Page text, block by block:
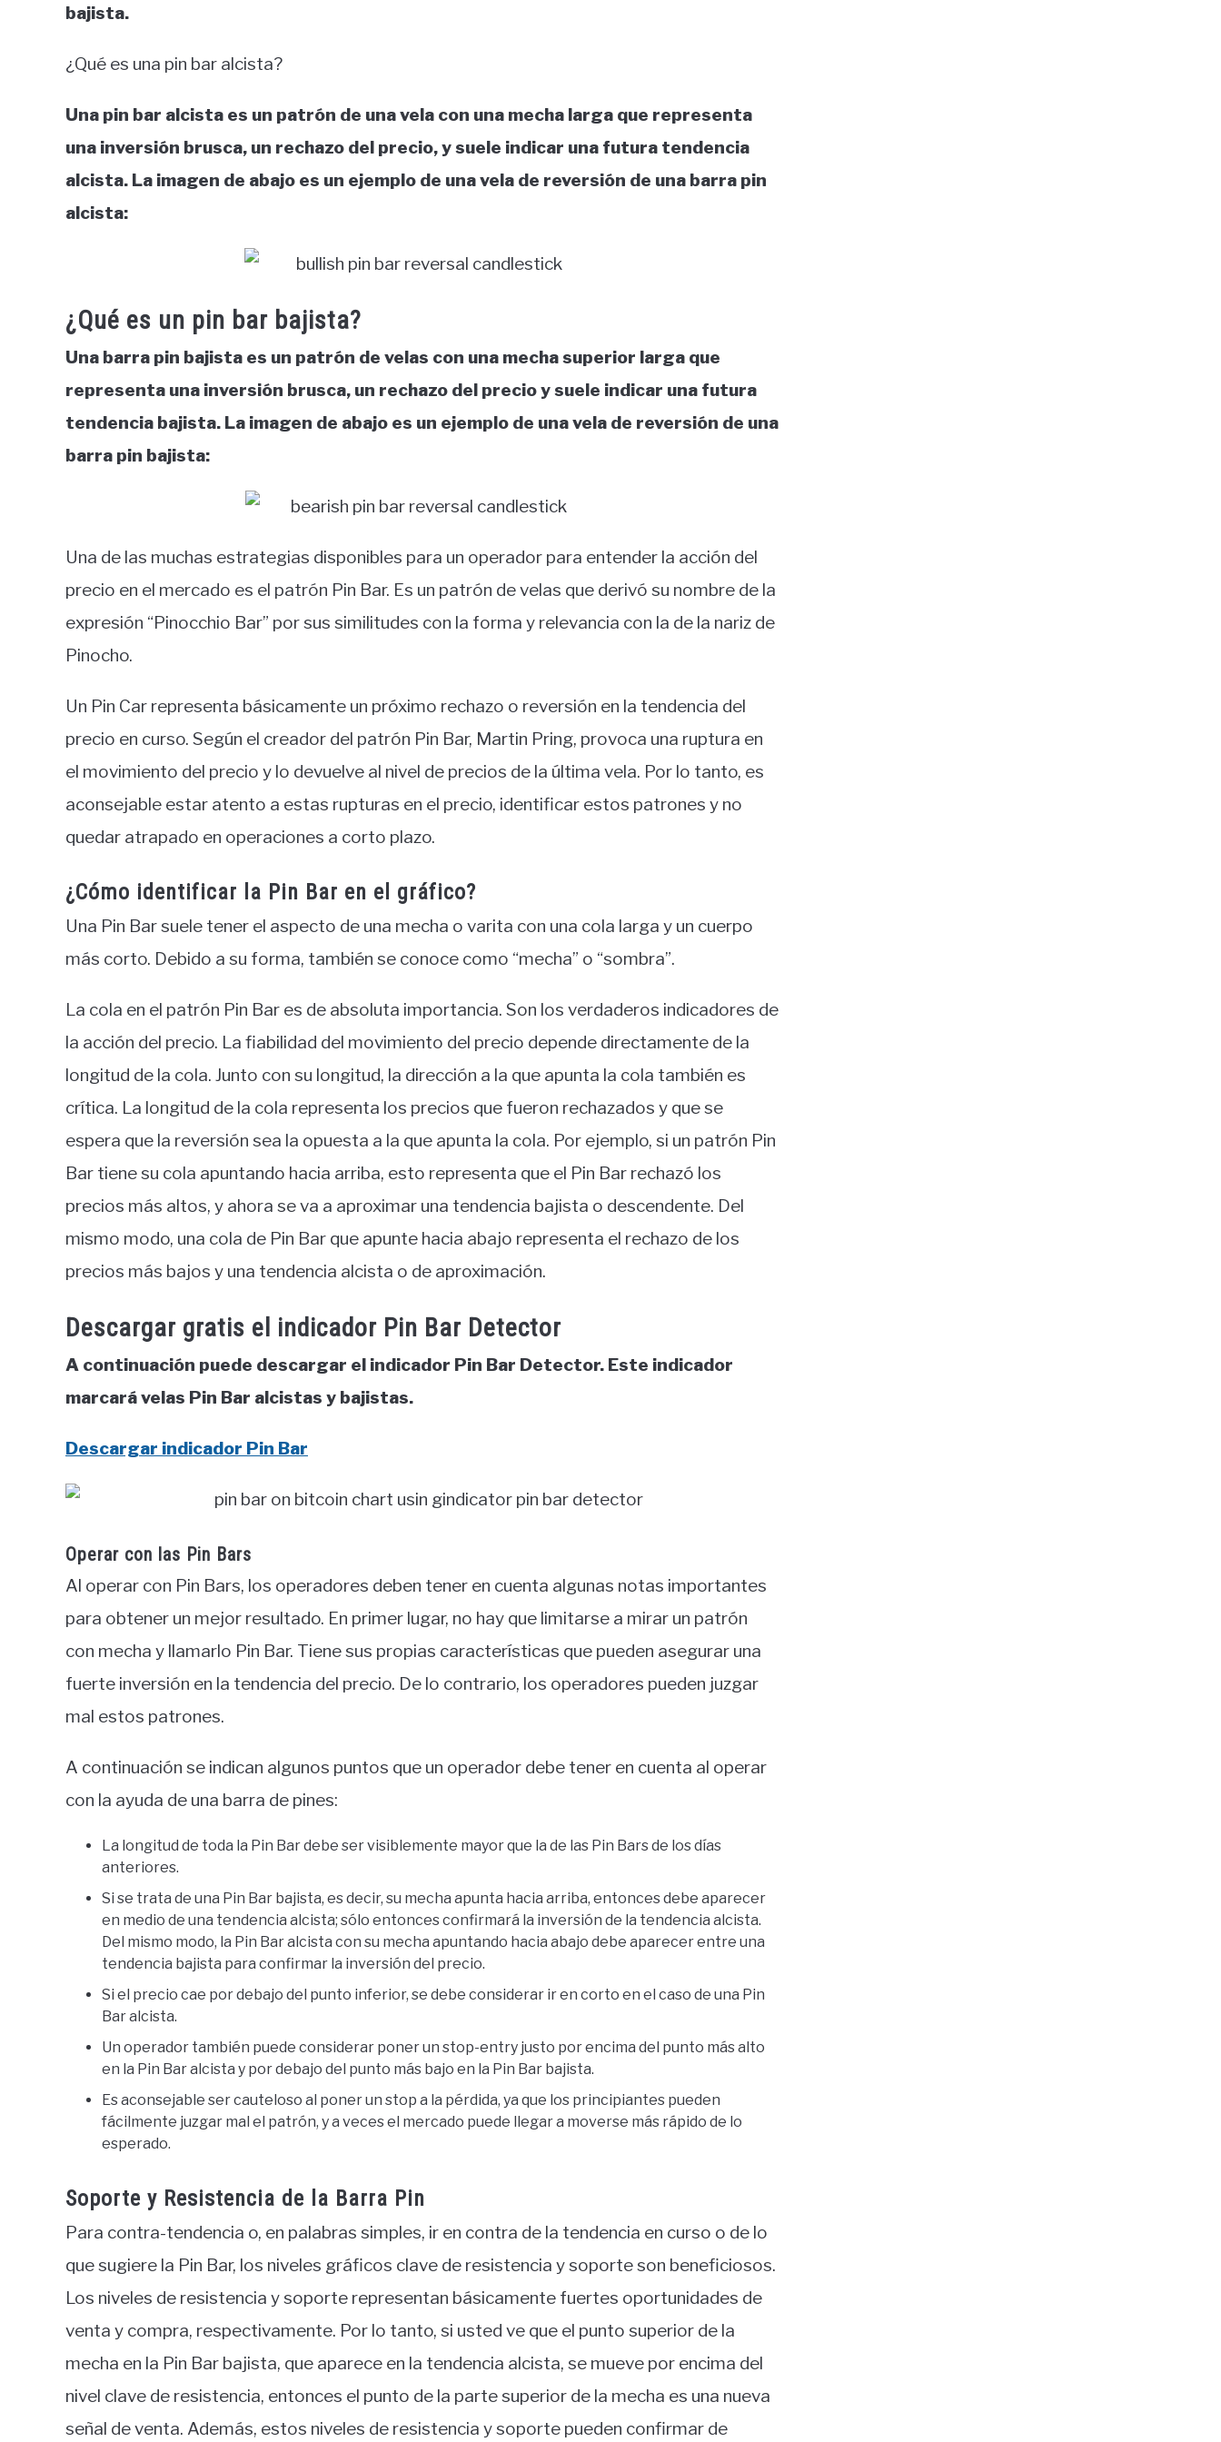
bajista.
¿Qué es una pin bar alcista?
Una pin bar alcista es un patrón de una vela con una mecha larga que representa
una inversión brusca, un rechazo del precio, y suele indicar una futura tendencia
alcista. La imagen de abajo es un ejemplo de una vela de reversión de una barra pin
alcista:
¿Qué es un pin bar bajista?
Una barra pin bajista es un patrón de velas con una mecha superior larga que
representa una inversión brusca, un rechazo del precio y suele indicar una futura
tendencia bajista. La imagen de abajo es un ejemplo de una vela de reversión de una
barra pin bajista:
Una de las muchas estrategias disponibles para un operador para entender la acción del
precio en el mercado es el patrón Pin Bar. Es un patrón de velas que derivó su nombre de la
expresión “Pinocchio Bar” por sus similitudes con la forma y relevancia con la de la nariz de
Pinocho.
Un Pin Car representa básicamente un próximo rechazo o reversión en la tendencia del
precio en curso. Según el creador del patrón Pin Bar, Martin Pring, provoca una ruptura en
el movimiento del precio y lo devuelve al nivel de precios de la última vela. Por lo tanto, es
aconsejable estar atento a estas rupturas en el precio, identificar estos patrones y no
quedar atrapado en operaciones a corto plazo.
¿Cómo identificar la Pin Bar en el gráfico?
Una Pin Bar suele tener el aspecto de una mecha o varita con una cola larga y un cuerpo
más corto. Debido a su forma, también se conoce como “mecha” o “sombra”.
La cola en el patrón Pin Bar es de absoluta importancia. Son los verdaderos indicadores de
la acción del precio. La fiabilidad del movimiento del precio depende directamente de la
longitud de la cola. Junto con su longitud, la dirección a la que apunta la cola también es
crítica. La longitud de la cola representa los precios que fueron rechazados y que se
espera que la reversión sea la opuesta a la que apunta la cola. Por ejemplo, si un patrón Pin
Bar tiene su cola apuntando hacia arriba, esto representa que el Pin Bar rechazó los
precios más altos, y ahora se va a aproximar una tendencia bajista o descendente. Del
mismo modo, una cola de Pin Bar que apunte hacia abajo representa el rechazo de los
precios más bajos y una tendencia alcista o de aproximación.
Descargar gratis el indicador Pin Bar Detector
A continuación puede descargar el indicador Pin Bar Detector. Este indicador
marcará velas Pin Bar alcistas y bajistas.
Descargar indicador Pin Bar
Operar con las Pin Bars
Al operar con Pin Bars, los operadores deben tener en cuenta algunas notas importantes
para obtener un mejor resultado. En primer lugar, no hay que limitarse a mirar un patrón
con mecha y llamarlo Pin Bar. Tiene sus propias características que pueden asegurar una
fuerte inversión en la tendencia del precio. De lo contrario, los operadores pueden juzgar
mal estos patrones.
A continuación se indican algunos puntos que un operador debe tener en cuenta al operar
con la ayuda de una barra de pines:
La longitud de toda la Pin Bar debe ser visiblemente mayor que la de las Pin Bars de los días
anteriores.
Si se trata de una Pin Bar bajista, es decir, su mecha apunta hacia arriba, entonces debe aparecer
en medio de una tendencia alcista; sólo entonces confirmará la inversión de la tendencia alcista.
Del mismo modo, la Pin Bar alcista con su mecha apuntando hacia abajo debe aparecer entre una
tendencia bajista para confirmar la inversión del precio.
Si el precio cae por debajo del punto inferior, se debe considerar ir en corto en el caso de una Pin
Bar alcista.
Un operador también puede considerar poner un stop-entry justo por encima del punto más alto
en la Pin Bar alcista y por debajo del punto más bajo en la Pin Bar bajista.
Es aconsejable ser cauteloso al poner un stop a la pérdida, ya que los principiantes pueden
fácilmente juzgar mal el patrón, y a veces el mercado puede llegar a moverse más rápido de lo
esperado.
Soporte y Resistencia de la Barra Pin
Para contra-tendencia o, en palabras simples, ir en contra de la tendencia en curso o de lo
que sugiere la Pin Bar, los niveles gráficos clave de resistencia y soporte son beneficiosos.
Los niveles de resistencia y soporte representan básicamente fuertes oportunidades de
venta y compra, respectivamente. Por lo tanto, si usted ve que el punto superior de la
mecha en la Pin Bar bajista, que aparece en la tendencia alcista, se mueve por encima del
nivel clave de resistencia, entonces el punto de la parte superior de la mecha es una nueva
señal de venta. Además, estos niveles de resistencia y soporte pueden confirmar de